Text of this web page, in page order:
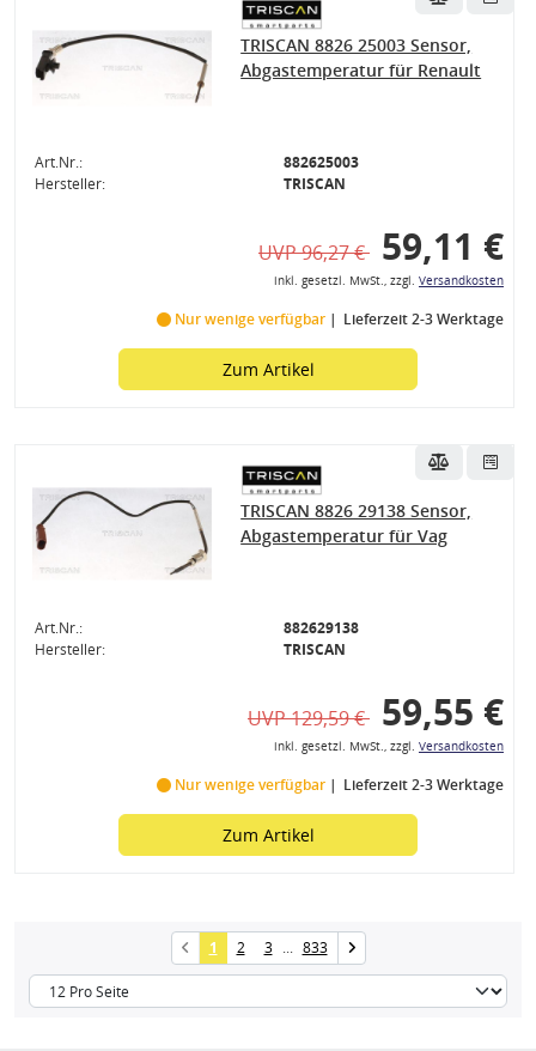
TRISCAN 8826 25003 Sensor,
Abgastemperatur für Renault
Art.Nr.:
882625003
Hersteller:
TRISCAN
UVP 96,27 € 59,11 €
inkl. gesetzl. MwSt., zzgl. Versandkosten
Nur wenige verfügbar Lieferzeit 2-3 Werktage
Zum Artikel
TRISCAN 8826 29138 Sensor,
Abgastemperatur für Vag
Art.Nr.:
882629138
Hersteller:
TRISCAN
UVP 129,59 € 59,55 €
inkl. gesetzl. MwSt., zzgl. Versandkosten
Nur wenige verfügbar Lieferzeit 2-3 Werktage
Zum Artikel
1 2 3 ... 833